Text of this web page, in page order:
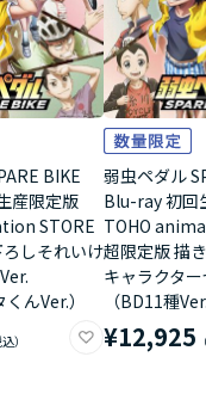
BIKE
産限定版
STORE
しそれいけ
んVer.）
弱虫ペダル
Blu-ray 初
TOHO
超限定版 描
キャラクタ
（BD11種
¥12,925